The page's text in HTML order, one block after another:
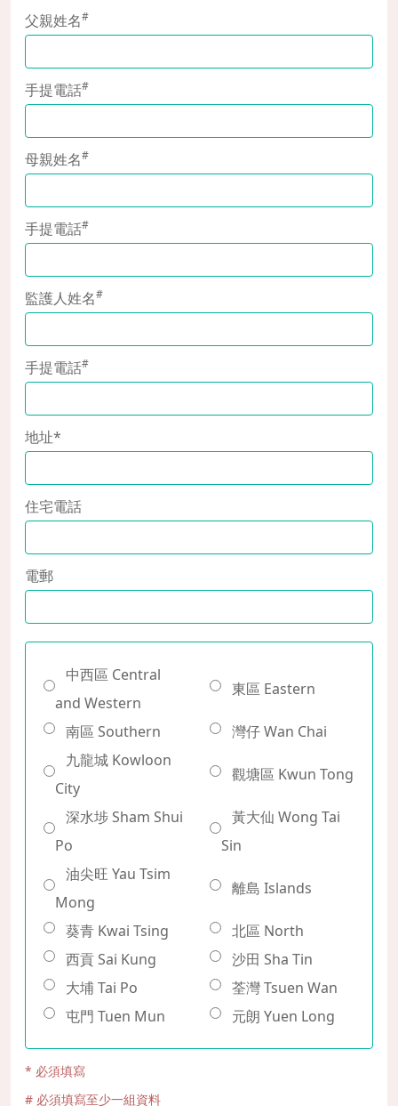
父親姓名#
手提電話#
母親姓名#
手提電話#
監護人姓名#
手提電話#
地址*
住宅電話
電郵
中西區 Central
and Western
東區 Eastern
南區 Southern
灣仔 Wan Chai
九龍城 Kowloon
City
觀塘區 Kwun Tong
深水埗 Sham Shui
Po
黃大仙 Wong Tai
Sin
油尖旺 Yau Tsim
Mong
離島 Islands
葵青 Kwai Tsing
北區 North
西貢 Sai Kung
沙田 Sha Tin
大埔 Tai Po
荃灣 Tsuen Wan
屯門 Tuen Mun
元朗 Yuen Long
* 必須填寫
# 必須填寫至少一組資料